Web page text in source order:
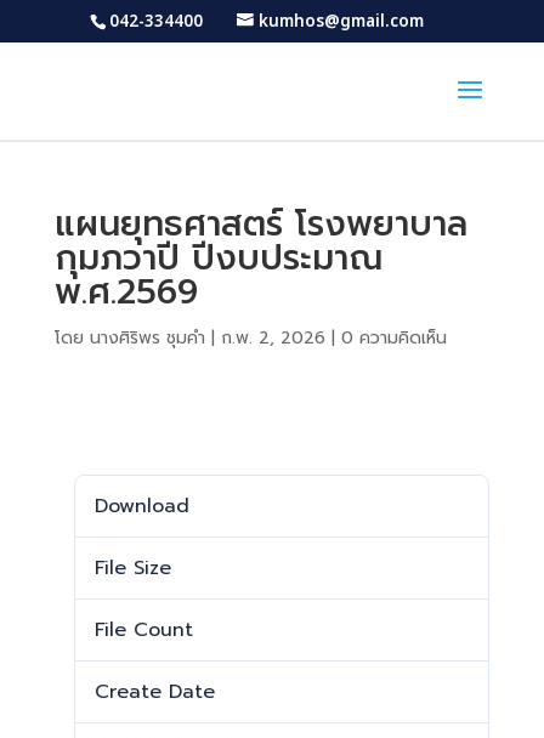
042-334400 kumhos@gmail.com
แผนยุทธศาสตร์ โรงพยาบาล
กุมภวาปี ปีงบประมาณ
พ.ศ.2569
โดย นางศิริพร ชุมคำ | ก.พ. 2, 2026 | 0 ความคิดเห็น
Download
File Size
File Count
Create Date